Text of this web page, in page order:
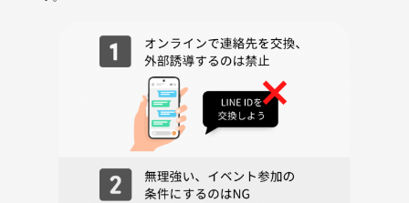
途中退場は可能です。
ジャンカラ会員料金1660円と
つなげーと参加料500円が別途かかります。
会員でない場合は当日アプリの登録を